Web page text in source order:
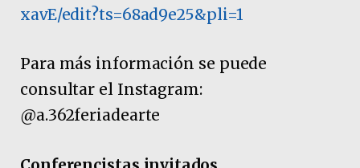
xavE/edit?ts=68ad9e25&pli=1
Para más información se puede
consultar el Instagram:
@a.362feriadearte